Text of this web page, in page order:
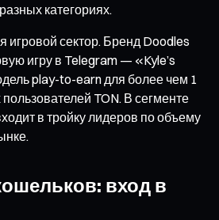
категориях.
игровой сектор. Бренд Doodles
игру в Telegram — «Kyle’s
play-to-earn для более чем 1
TON. В сегменте
в тройку лидеров по объему
вход в